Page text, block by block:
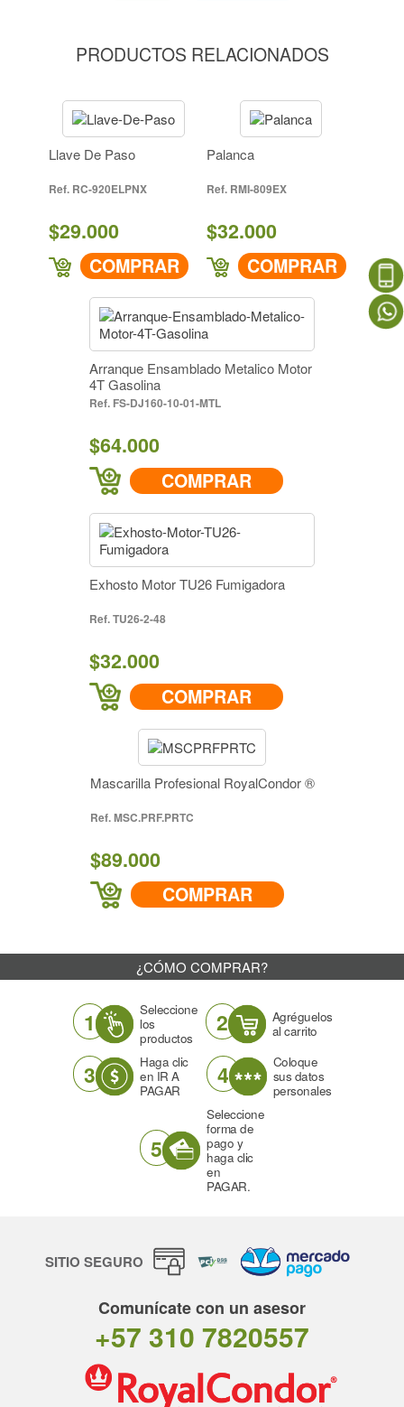
IR A COMPRAR
PRODUCTOS RELACIONADOS
Llave De Paso
RC-920ELPNX
$29.000
COMPRAR
Palanca
RMI-809EX
$32.000
COMPRAR
Arranque Ensamblado Metalico Motor
4T Gasolina
FS-DJ160-10-01-MTL
$64.000
COMPRAR
Exhosto Motor TU26 Fumigadora
TU26-2-48
$32.000
COMPRAR
Mascarilla Profesional RoyalCondor ®
MSC.PRF.PRTC
$89.000
COMPRAR
¿CÓMO COMPRAR?
1
Seleccione
los
productos
2
Agréguelos
al carrito
3
Haga clic
en IR A
PAGAR
4
Coloque
sus datos
personales
5
Seleccione
forma de
pago y
haga clic
en
PAGAR.
SITIO SEGURO
Comunícate con un asesor
+57 310 7820557